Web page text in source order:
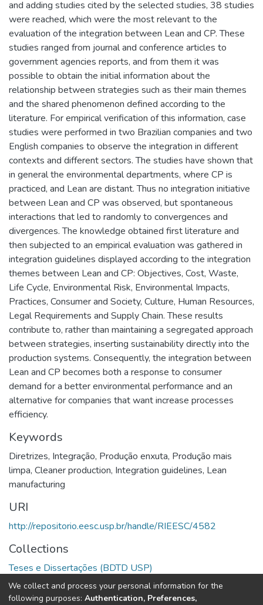
and adding studies cited by the selected studies, 38 studies
were reached, which were the most relevant to the
evaluation of the integration between Lean and CP. These
studies ranged from journal and conference articles to
government agencies reports, and from them it was
possible to obtain the initial information about the
relationship between strategies such as their main themes
and the shared phenomenon defined according to the
literature. For empirical verification of this information, case
studies were performed in two Brazilian companies and two
English companies to observe the integration in different
contexts and different sectors. The studies have shown that
in general the environmental departments, where CP is
practiced, and Lean are distant. Thus no integration initiative
between Lean and CP was observed, but spontaneous
interactions that led to randomly to convergences and
divergences. The knowledge obtained first literature and
then subjected to an empirical evaluation was gathered in
integration guidelines displayed according to the integration
themes between Lean and CP: Objectives, Cost, Waste,
Life Cycle, Environmental Risk, Environmental Impacts,
Practices, Consumer and Society, Culture, Human Resources,
Legal Requirements and Supply Chain. These results
contribute to, rather than maintaining a segregated approach
between strategies, inserting sustainability directly into the
production systems. Consequently, the integration between
Lean and CP becomes both a response to consumer
demand for a better environmental performance and an
alternative for companies that want increase processes
efficiency.
Keywords
Diretrizes, Integração, Produção enxuta, Produção mais
limpa, Cleaner production, Integration guidelines, Lean
manufacturing
URI
http://repositorio.eesc.usp.br/handle/RIEESC/4582
Collections
Teses e Dissertações (BDTD USP)
Full item page
We collect and process your personal information for the
following purposes: Authentication, Preferences,